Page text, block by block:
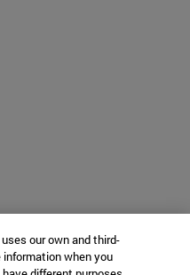
our own and third-
when you